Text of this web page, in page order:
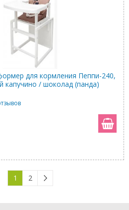
для кормления Пеппи-240,
капучино / шоколад (панда)
1 2